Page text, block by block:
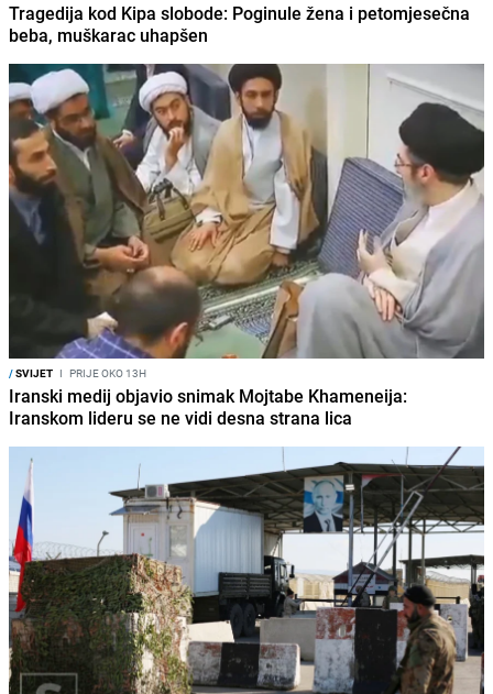
Tragedija kod Kipa slobode: Poginule žena i petomjesečna
beba, muškarac uhapšen
/SVIJET I PRIJE OKO 13H
Iranski medij objavio snimak Mojtabe Khameneija:
Iranskom lideru se ne vidi desna strana lica